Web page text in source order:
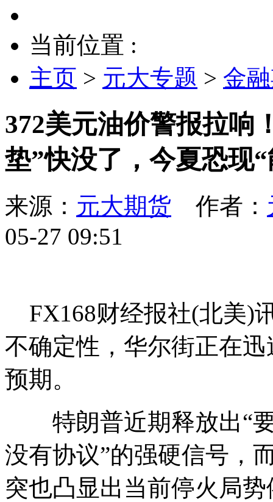
当前位置 :
主页 > 元大专题 > 金
372美元油价警报拉响
垫”快没了，今夏恐现
来源： 元大期货 作者：
05-27 09:51
FX168财经报社(北美)
不确定性，华尔街正在
预期。
特朗普近期释放出“要
没有协议”的强硬信号，
突也凸显出当前停火局